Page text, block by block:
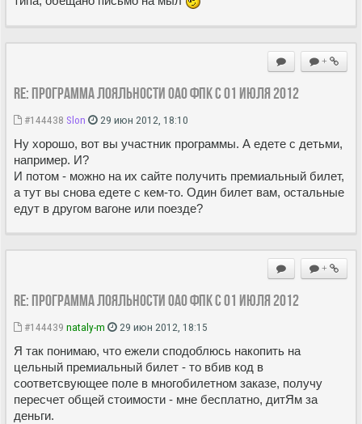
+
Re: Программа лояльности ОАО ФПК с 01 июля 2012
#144438 Slon 29 июн 2012, 18:10
Ну хорошо, вот вы участник программы. А едете с детьми,
например. И?
И потом - можно на их сайте получить премиальный билет,
а тут вы снова едете с кем-то. Один билет вам, остальные
едут в другом вагоне или поезде?
+
Re: Программа лояльности ОАО ФПК с 01 июля 2012
#144439 nataly-m 29 июн 2012, 18:15
Я так понимаю, что ежели сподоблюсь накопить на
цельный премиальный билет - то вбив код в
соответсвующее поле в многобилетном заказе, получу
пересчет общей стоимости - мне бесплатно, дитЯм за
деньги.